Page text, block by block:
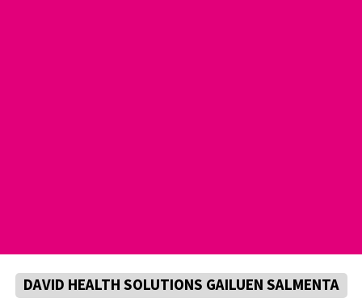
DAVID HEALTH SOLUTIONS GAILUEN SALMENTA